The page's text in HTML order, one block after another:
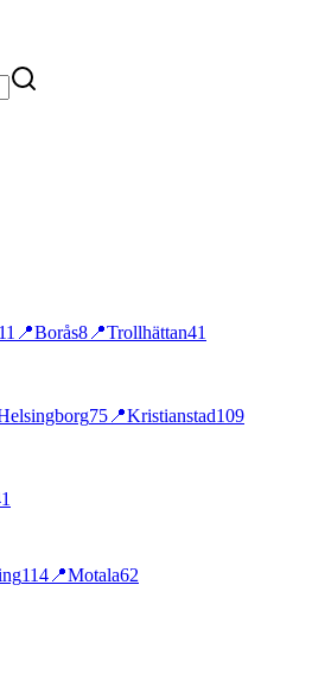
📍Borås8 📍Trollhättan41
75 📍Kristianstad109
114 📍Motala62